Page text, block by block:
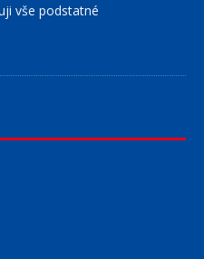
vše podstatné